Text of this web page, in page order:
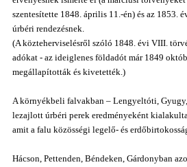
szentesítette 1848. április 11.-én) és az 1853.
úrbéri rendezésnek.
(A közteherviselésről szóló 1848. évi VIII.
adókat - az ideiglenes földadót már 1849
megállapították és kivetették.)
A környékbeli falvakban – Lengyeltóti,
lezajlott úrbéri perek eredményeként
amit a falu közösségi legelő- és
Hácson, Pettenden, Béndeken, Gárdonyban